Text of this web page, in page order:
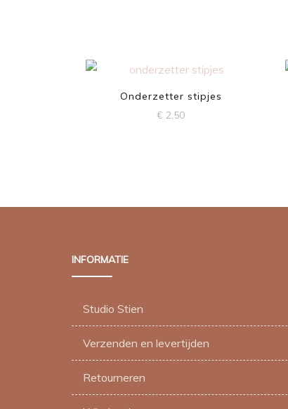
Onderzetter stipjes
€ 2,50
INFORMATIE
Studio Stien
Verzenden en levertijden
Retourneren